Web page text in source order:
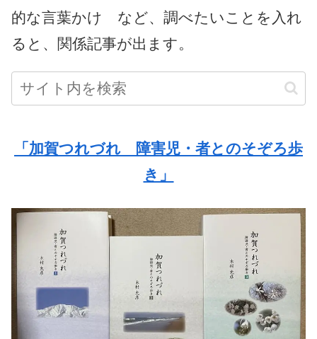
的な言葉かけ など、調べたいことを入れ
ると、関係記事が出ます。
「加賀つれづれ 障害児・者とのそぞろ歩
き」